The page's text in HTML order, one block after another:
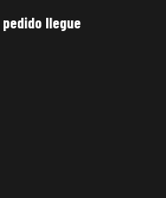
llegue